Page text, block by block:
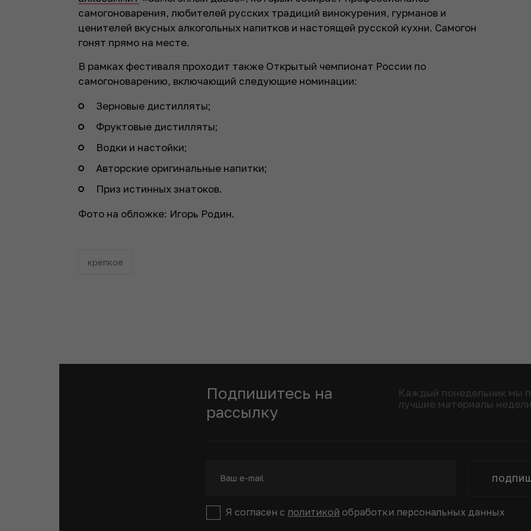
самогоноварения, любителей русских традиций винокурения, гурманов и
ценителей вкусных алкогольных напитков и настоящей русской кухни. Самогон
гонят прямо на месте.
В рамках фестиваля проходит также Открытый чемпионат России по
самогоноварению, включающий следующие номинации:
Зерновые дистилляты;
Фруктовые дистилляты;
Водки и настойки;
Авторские оригинальные напитки;
Приз истинных знатоков.
Фото на обложке: Игорь Родин.
крепкое
Подпишитесь на
рассылку
Каждый понедельник мы
лучшие материалы недели
Я согласен с политикой обработки персональных данных